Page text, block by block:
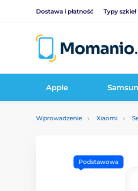
Dostawa i płatność Typy
Apple
Wprowadzenie Xiaomi
Podstawowa